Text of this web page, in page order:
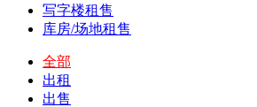
写字楼租售
库房/场地租售
全部
出租
出售